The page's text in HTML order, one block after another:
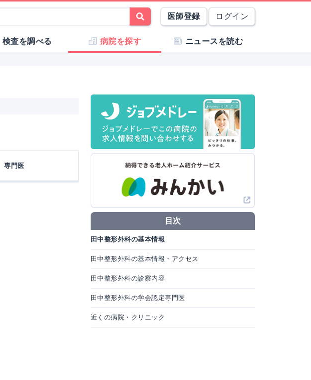
医師登録 ログイン
検査を調べる 病院を探す ニュースを読む
専門医
目次
田中整形外科の基本情報
田中整形外科の基本情報・アクセス
田中整形外科の診察内容
田中整形外科の学会認定専門医
近くの病院・クリニック